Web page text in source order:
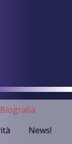
Biografia
News!